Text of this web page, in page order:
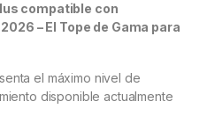
compatible con
– El Tope de Gama para
el máximo nivel de
disponible actualmente